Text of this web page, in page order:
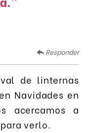
Responder
de linternas
Navidades en
acercamos a
verlo.